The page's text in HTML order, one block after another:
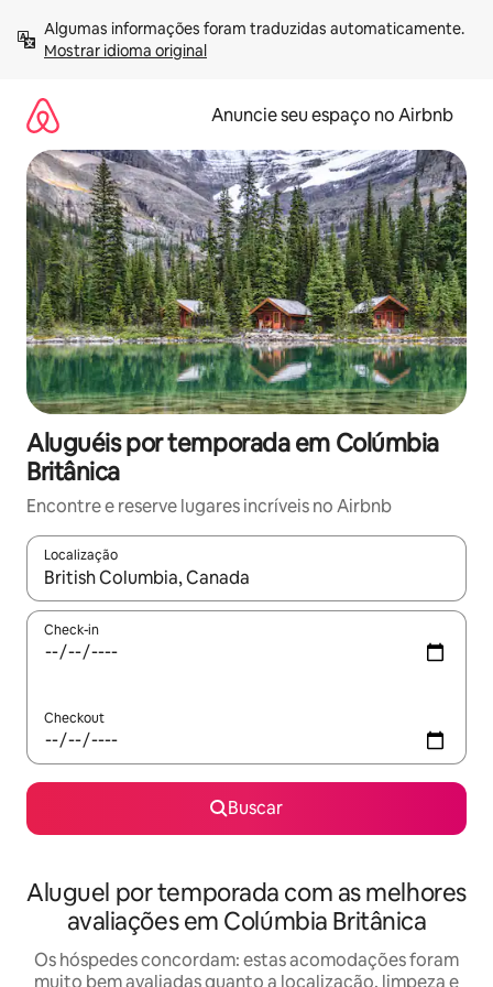
para
Mostrar idioma original
Anuncie seu espaço no Airbnb
Aluguéis por temporada em Colúmbia
Britânica
Encontre e reserve lugares incríveis no Airbnb
Localização
Quando os resultados estiverem disponíveis, explore-os
Check-in
Checkout
Buscar
Aluguel por temporada com as melhores
avaliações em Colúmbia Britânica
Os hóspedes concordam: estas acomodações foram
muito bem avaliadas quanto a localização, limpeza e